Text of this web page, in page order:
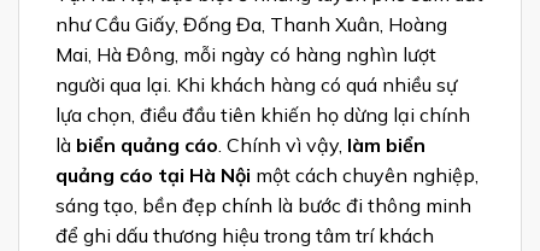
như Cầu Giấy, Đống Đa, Thanh Xuân, Hoàng
Mai, Hà Đông, mỗi ngày có hàng nghìn lượt
người qua lại. Khi khách hàng có quá nhiều sự
lựa chọn, điều đầu tiên khiến họ dừng lại chính
là biển quảng cáo . Chính vì vậy, làm biển
quảng cáo tại Hà Nội một cách chuyên nghiệp,
sáng tạo, bền đẹp chính là bước đi thông minh
để ghi dấu thương hiệu trong tâm trí khách